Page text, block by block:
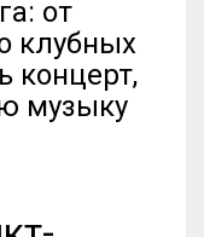
от
клубных
концерт,
музыку